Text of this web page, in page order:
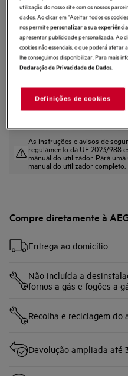
Benefícios
O exaustor 6000 Hob2Hood®
Hob²Hood® regula o exaustor
Qualidade superior do ar na
As instruções e avisos de
regulamento da UE 2023/988
manual do utilizador. Para
manual do utilizador completo.
Compre diretamente à
Entrega ao domicílio
Não incluída a
fornos a gás e fogões a
Recolha e reciclagem do
Devolução ampliada até
utilização do nosso site com os nossos
dados. Ao clicar em "Aceitar todos os
nos permitepersonalizar a sua
apresentar publicidade personalizada. Ao
cookies não essenciais, o que poderá afetar
lhe conseguimos disponibilizar. Para mais
Declaração de Privacidade de Dados.
Definições de cookies